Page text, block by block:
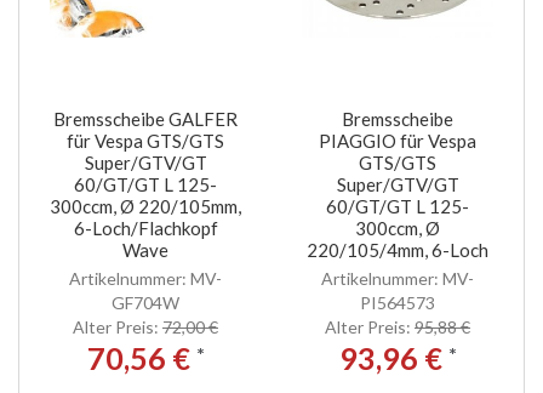
Bremsscheibe GALFER
für Vespa GTS/GTS
Super/GTV/GT
60/GT/GT L 125-
300ccm, Ø 220/105mm,
6-Loch/Flachkopf
Wave
Artikelnummer: MV-
GF704W
Alter Preis: 72,00 €
70,56 € *
Bremsscheibe
PIAGGIO für Vespa
GTS/GTS
Super/GTV/GT
60/GT/GT L 125-
300ccm, Ø
220/105/4mm, 6-Loch
Artikelnummer: MV-
PI564573
Alter Preis: 95,88 €
93,96 € *